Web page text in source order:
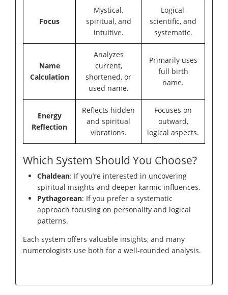
Focus
Mystical,
spiritual, and
intuitive.
Logical,
scientific, and
systematic.
Name
Calculation
Analyzes
current,
shortened, or
used name.
Primarily uses
full birth
name.
Energy
Reflection
Reflects hidden
and spiritual
vibrations.
Focuses on
outward,
logical aspects.
Which System Should You Choose?
Chaldean: If you’re interested in uncovering
spiritual insights and deeper karmic influences.
Pythagorean: If you prefer a systematic
approach focusing on personality and logical
patterns.
Each system offers valuable insights, and many
numerologists use both for a well-rounded analysis.